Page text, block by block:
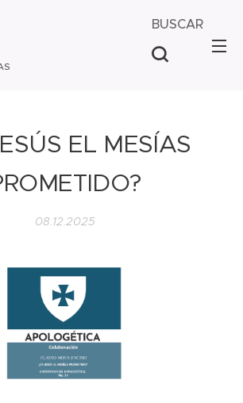
BUSCAR
EL MESÍAS
08.12.2025